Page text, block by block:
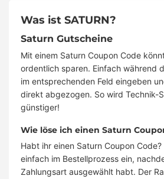
Was ist SATURN?
Saturn Gutscheine
Mit einem Saturn Coupon Code
ordentlich sparen. Einfach während
im entsprechenden Feld eingeben
direkt abgezogen. So wird Technik-
günstiger!
Wie löse ich einen Saturn
Habt ihr einen Saturn Coupon
einfach im Bestellprozess ein,
Zahlungsart ausgewählt habt. Der